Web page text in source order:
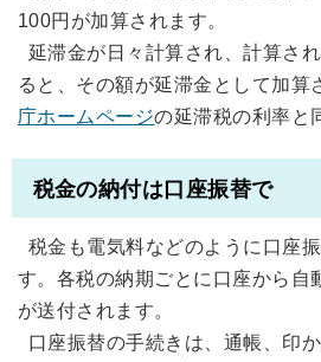
100円が加算されます。
延滞金が日々計算され、計算さ
ると、その額が延滞金として加算
庁ホームページの延滞税の利率と
税金の納付は口座振替で
税金も電気料などのように口座
す。各税の納期ごとに口座から自
が送付されます。
口座振替の手続きは、通帳、印